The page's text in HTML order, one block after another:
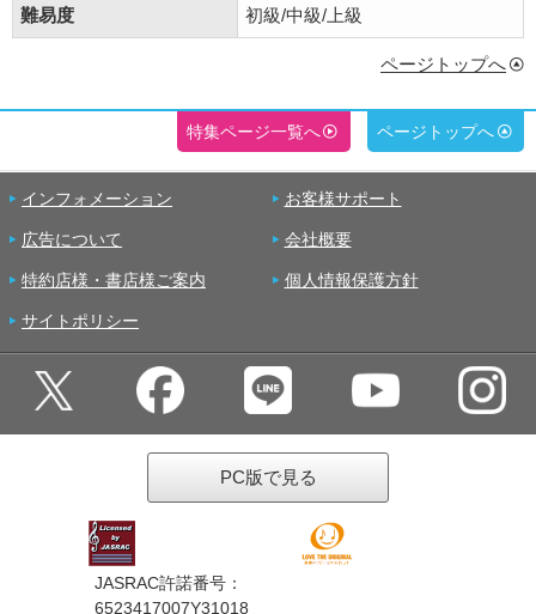
難易度 初級/中級/上級
ページトップへ
特集ページ一覧へ ページトップへ
インフォメーション お客様サポート
広告について 会社概要
特約店様・書店様ご案内 個人情報保護方針
サイトポリシー
PC版で見る
JASRAC許諾番号：
6523417007Y31018